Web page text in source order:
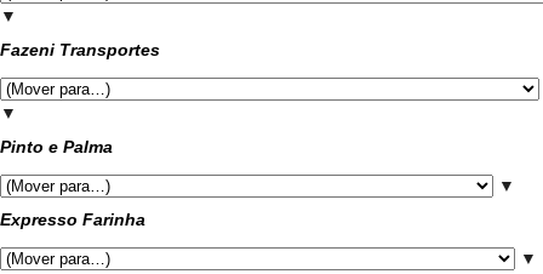
▼
Fazeni Transportes
▼
Pinto e Palma
▼
Expresso Farinha
▼